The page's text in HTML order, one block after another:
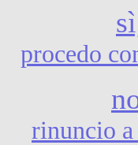
procedo
rinuncio